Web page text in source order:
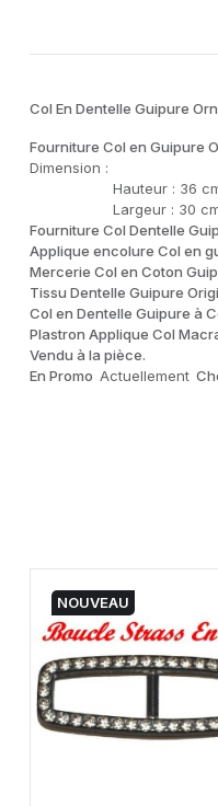
Col En Dentelle Guipure
Fourniture Col en Guipure
Dimension :
Hauteur : 36
Largeur : 30
Fourniture Col Dentelle
Applique encolure Col en
Mercerie Col en Coton
Tissu Dentelle Guipure
Col en Dentelle Guipure à
Plastron Applique Col
Vendu à la pièce.
En Promo Actuellement
NOUVEAU